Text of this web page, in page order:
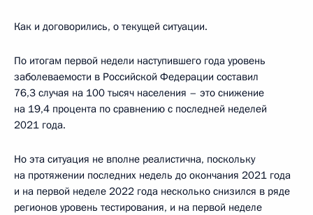
Как и договорились, о текущей ситуации.
По итогам первой недели наступившего года уровень
заболеваемости в Российской Федерации составил
76,3 случая на 100 тысяч населения – это снижение
на 19,4 процента по сравнению с последней неделей
2021 года.
Но эта ситуация не вполне реалистична, поскольку
на протяжении последних недель до окончания 2021 года
и на первой неделе 2022 года несколько снизился в ряде
регионов уровень тестирования, и на первой неделе